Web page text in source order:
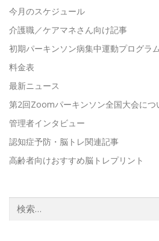
今月のスケジュール
介護職／ケアマネさん向け記事
初期パーキンソン病集中運動プログラ
料金表
最新ニュース
第2回Zoomパーキンソン全国大会につ
管理者インタビュー
認知症予防・脳トレ関連記事
高齢者向けおすすめ脳トレプリント
索: